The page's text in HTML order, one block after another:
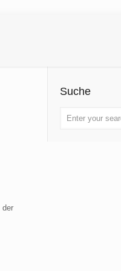
der
Suche